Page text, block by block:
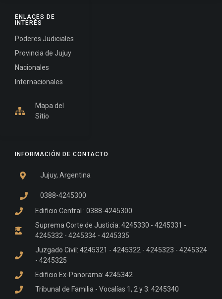
INFORMACIÓN DE CONTACTO
Jujuy, Argentina
0388-4245300
Edificio Central : 0388-4245300
Suprema Corte de Justicia: 4245330 - 4245331 -
4245332 - 4245334 - 4245335
Juzgado Civil: 4245321 - 4245322 - 4245323 - 4245324
- 4245325
Edificio Ex-Panorama: 4245342
Tribunal de Familia - Vocalías 1, 2 y 3: 4245340
ENLACES DE
INTERÉS
Poderes Judiciales
Provincia de Jujuy
Nacionales
Internacionales
Mapa del
Sitio